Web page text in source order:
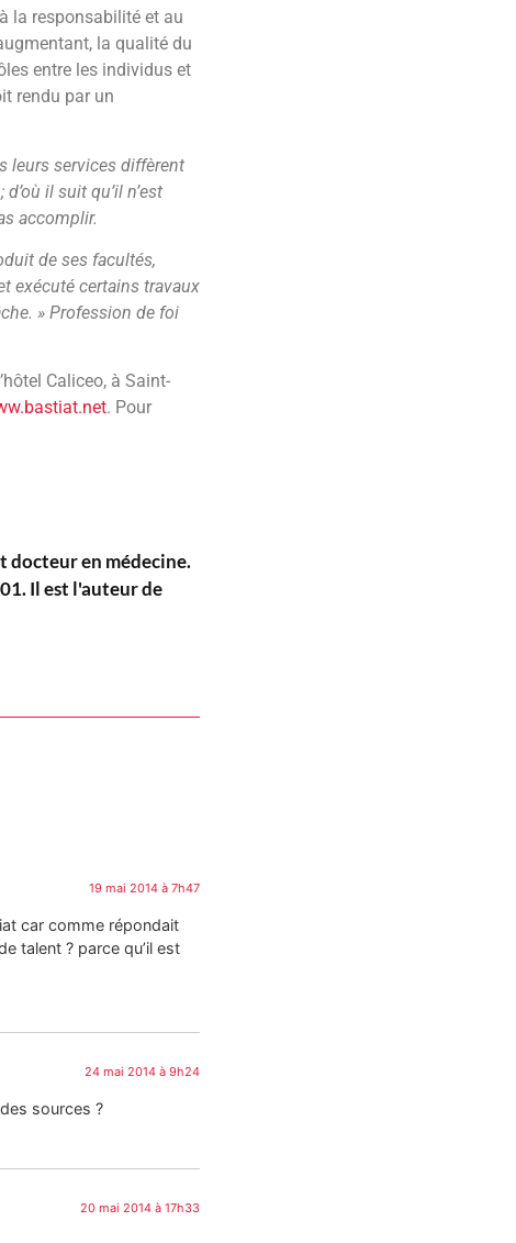
la responsabilité et au
la qualité du
entre les individus et
rendu par un
leurs services diffèrent
il suit qu’il n’est
accomplir.
de ses facultés,
exécuté certains travaux
» Profession de foi
Caliceo, à Saint-
. Pour
docteur en médecine.
Il est l'auteur de
19 mai 2014 à 7h47
car comme répondait
talent ? parce qu’il est
24 mai 2014 à 9h24
sources ?
20 mai 2014 à 17h33